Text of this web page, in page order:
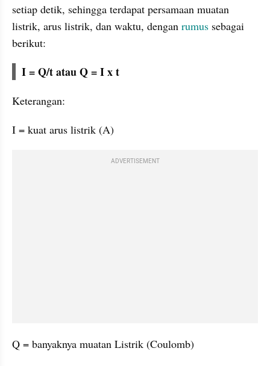
setiap detik, sehingga terdapat persamaan muatan
listrik, arus listrik, dan waktu, dengan rumus sebagai
berikut:
I = Q/t atau Q = I x t
Keterangan:
I = kuat arus listrik (A)
ADVERTISEMENT
Q = banyaknya muatan Listrik (Coulomb)